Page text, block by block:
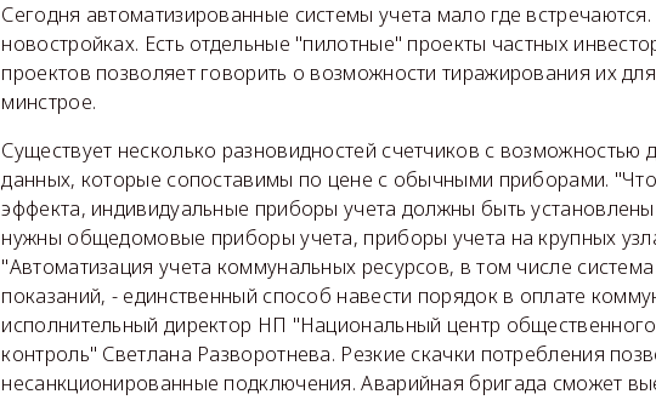
Сегодня автоматизированные системы учета мало где
новостройках. Есть отдельные "пилотные" проекты частных
проектов позволяет говорить о возможности тиражирования их
минстрое.
Существует несколько разновидностей счетчиков с возможностью
данных, которые сопоставимы по цене с обычными приборами.
эффекта, индивидуальные приборы учета должны быть
нужны общедомовые приборы учета, приборы учета на крупных
"Автоматизация учета коммунальных ресурсов, в том числе
показаний, - единственный способ навести порядок в оплате
исполнительный директор НП "Национальный центр
контроль" Светлана Разворотнева. Резкие скачки потребления
несанкционированные подключения. Аварийная бригада сможет